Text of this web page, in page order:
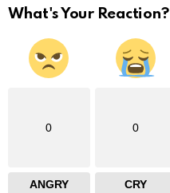
What's Your Reaction?
0
ANGRY
0
CRY